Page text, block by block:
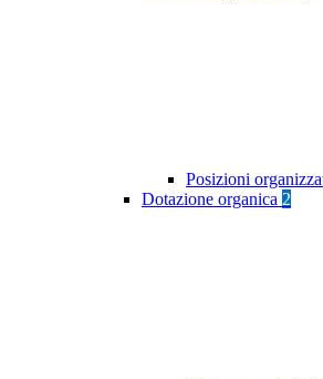
Posizioni
Dotazione organica 2